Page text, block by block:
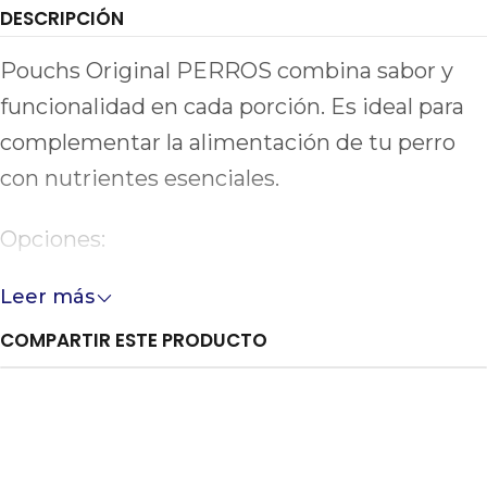
DESCRIPCIÓN
Pouchs Original PERROS combina sabor y
funcionalidad en cada porción. Es ideal para
complementar la alimentación de tu perro
con nutrientes esenciales.
Opciones:
●Mantequilla de Almendras:
antioxidantes y grasas saludables.
Leer más
COMPARTIR ESTE PRODUCTO